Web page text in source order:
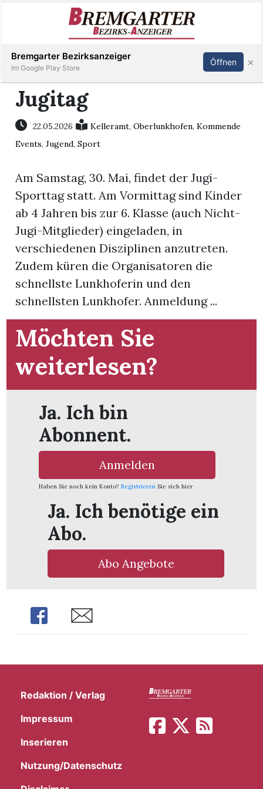
Immobilien
Veranstaltungen
Stellen
E-
Paper
Newsletter
Inserieren Abonnieren Anmelden
Jugitag
22.05.2026 Kelleramt,Oberlunkhofen,Kommende
Events,Jugend,Sport
Am Samstag, 30. Mai, findet der Jugi-
Sporttag statt. Am Vormittag sind Kinder
ab 4 Jahren bis zur 6. Klasse (auch Nicht-
Jugi-Mitglieder) eingeladen, in
verschiedenen Disziplinen anzutreten.
Zudem küren die Organisatoren die
schnellste Lunkhoferin und den
schnellsten Lunkhofer. Anmeldung ...
Möchten Sie
weiterlesen?
Ja. Ich bin
Abonnent.
Anmelden
Haben Sie noch kein Konto? Registrieren Sie sich hier
Ja. Ich benötige ein
Abo.
Abo Angebote
Share Share
Redaktion / Verlag
Impressum
Inserieren
Nutzung/Datenschutz
Bremgarter Bezirksanzeiger
Im Google Play Store
Öffnen ×